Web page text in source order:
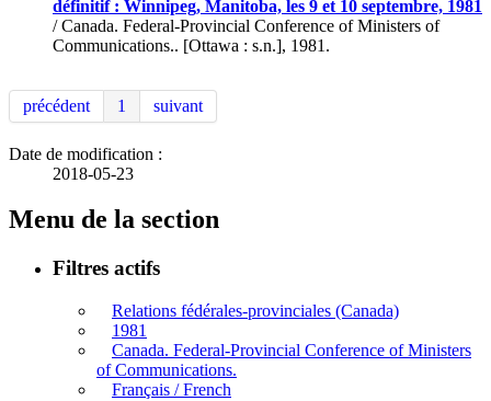
définitif : Winnipeg, Manitoba, les 9 et 10 septembre, 1981
/ Canada. Federal-Provincial Conference of Ministers of
Communications.. [Ottawa : s.n.], 1981.
précédent 1 suivant
Date de modification :
2018-05-23
Menu de la section
Filtres actifs
Relations fédérales-provinciales (Canada)
1981
Canada. Federal-Provincial Conference of Ministers
of Communications.
Français / French